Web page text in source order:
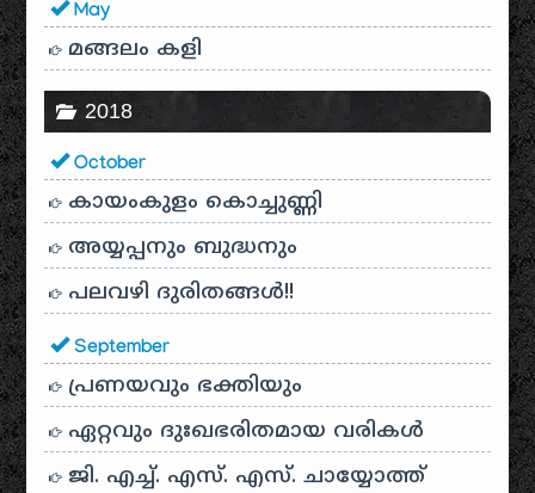
May
മങ്ങലം കളി
2018
October
കായം‌കുളം കൊച്ചുണ്ണി
അയ്യപ്പനും ബുദ്ധനും
പലവഴി ദുരിതങ്ങൾ!!
September
പ്രണയവും ഭക്തിയും
ഏറ്റവും ദുഃഖഭരിതമായ വരികൾ
ജി. എച്ച്. എസ്. എസ്. ചായ്യോത്ത്